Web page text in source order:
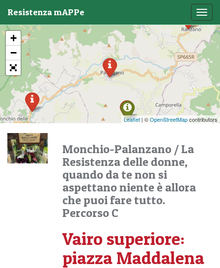
Resistenza mAPPe
+
−
Leaflet | ©OpenStreetMapcontributors
Monchio-Palanzano /La
Resistenza delle donne,
quando da te non si
aspettano niente è allora
che puoi fare tutto.
Percorso C
Vairo superiore:
piazza Maddalena